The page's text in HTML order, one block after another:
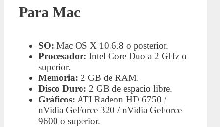
Para Mac
SO: Mac OS X 10.6.8 o posterior.
Procesador: Intel Core Duo a 2 GHz o
superior.
Memoria: 2 GB de RAM.
Disco Duro: 2 GB de espacio libre.
Gráficos: ATI Radeon HD 6750 /
nVidia GeForce 320 / nVidia GeForce
9600 o superior.